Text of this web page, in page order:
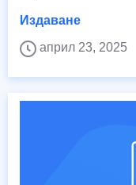
Издаване
април 23, 2025